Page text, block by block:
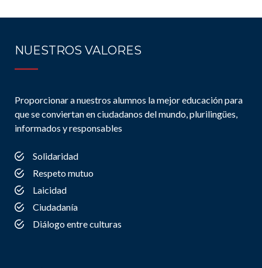
NUESTROS VALORES
Proporcionar a nuestros alumnos la mejor educación para
que se conviertan en ciudadanos del mundo, plurilingües,
informados y responsables
Solidaridad
Respeto mutuo
Laicidad
Ciudadanía
Diálogo entre culturas